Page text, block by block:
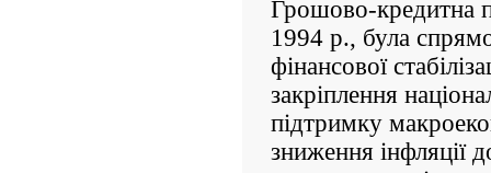
Грошово-кредитна
1994 р., була
фінансової
закріплення
підтримку
зниження інфляції